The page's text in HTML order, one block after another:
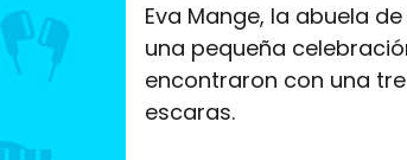
Eva Mange, la abuela
una pequeña
encontraron con una
escaras.